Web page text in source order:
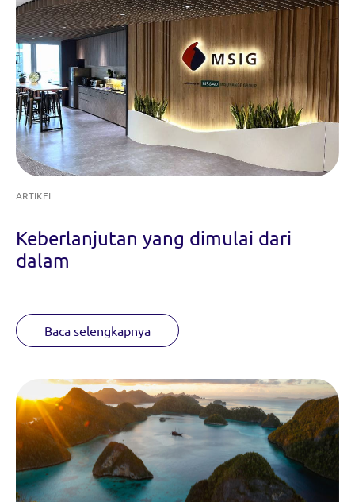
ARTIKEL
Keberlanjutan yang dimulai dari
dalam
Baca selengkapnya